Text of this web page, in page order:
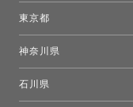
東京都
モーイ東京
キーブー東京
神奈川県
石川県